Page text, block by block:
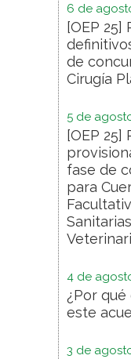
6 de
[OEP 25]
de
Cirugía
5 de
[OEP 25]
fase de
para
4 de
¿Por
este
3 de